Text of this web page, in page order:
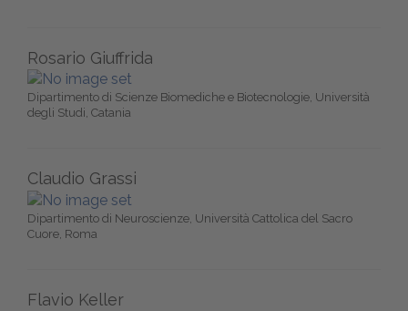
Rosario Giuffrida
Dipartimento di Scienze Biomediche e Biotecnologie, Università
degli Studi, Catania
Claudio Grassi
Dipartimento di Neuroscienze, Università Cattolica del Sacro
Cuore, Roma
Flavio Keller